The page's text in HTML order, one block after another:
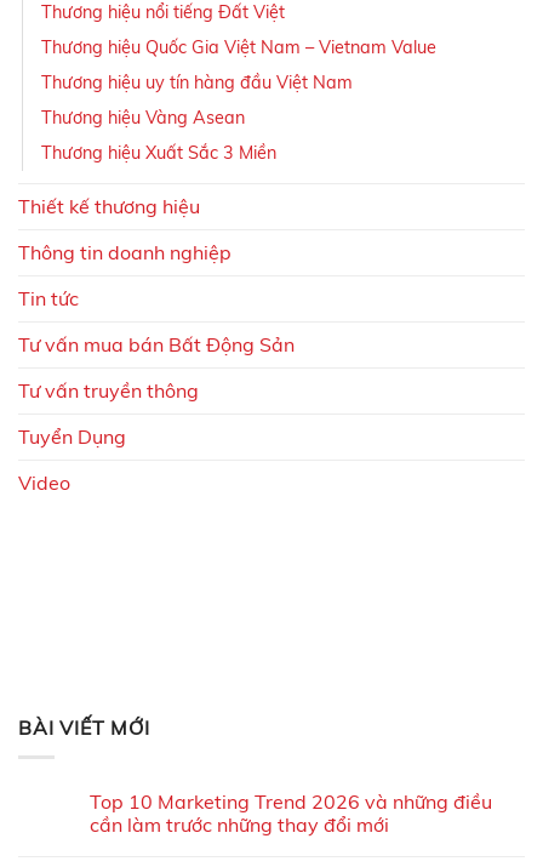
Thương hiệu nổi tiếng Đất Việt
Thương hiệu Quốc Gia Việt Nam – Vietnam Value
Thương hiệu uy tín hàng đầu Việt Nam
Thương hiệu Vàng Asean
Thương hiệu Xuất Sắc 3 Miền
Thiết kế thương hiệu
Thông tin doanh nghiệp
Tin tức
Tư vấn mua bán Bất Động Sản
Tư vấn truyền thông
Tuyển Dụng
Video
BÀI VIẾT MỚI
Top 10 Marketing Trend 2026 và những điều
cần làm trước những thay đổi mới